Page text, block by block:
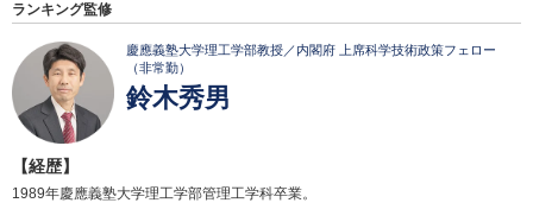
ランキング監修
慶應義塾大学理工学部教授／内閣府 上席科学技術政策フェロー
（非常勤）
鈴木秀男
【経歴】
1989年慶應義塾大学理工学部管理工学科卒業。